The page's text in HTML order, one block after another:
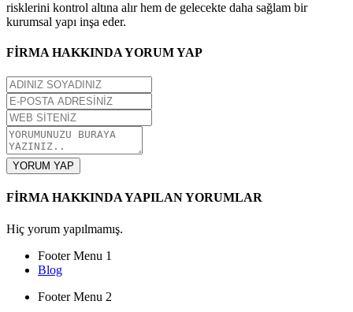
risklerini kontrol altına alır hem de gelecekte daha sağlam bir
kurumsal yapı inşa eder.
FİRMA HAKKINDA YORUM YAP
YORUM YAP
FİRMA HAKKINDA YAPILAN YORUMLAR
Hiç yorum yapılmamış.
Footer Menu 1
Blog
Footer Menu 2